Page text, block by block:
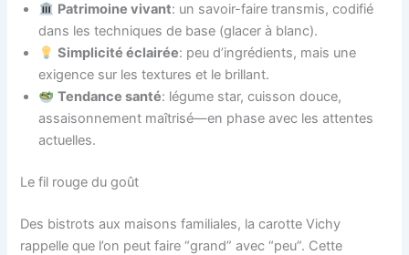
Patrimoine vivant: un savoir-faire transmis, codifié
dans les techniques de base (glacer à blanc).
Simplicité éclairée: peu d’ingrédients, mais une
exigence sur les textures et le brillant.
Tendance santé: légume star, cuisson douce,
assaisonnement maîtrisé—en phase avec les attentes
actuelles.
Le fil rouge du goût
Des bistrots aux maisons familiales, la carotte Vichy
rappelle que l’on peut faire “grand” avec “peu”. Cette